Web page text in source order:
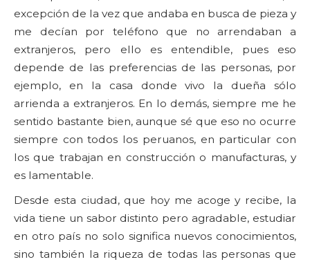
excepción de la vez que andaba en busca de pieza y
me decían por teléfono que no arrendaban a
extranjeros, pero ello es entendible, pues eso
depende de las preferencias de las personas, por
ejemplo, en la casa donde vivo la dueña sólo
arrienda a extranjeros. En lo demás, siempre me he
sentido bastante bien, aunque sé que eso no ocurre
siempre con todos los peruanos, en particular con
los que trabajan en construcción o manufacturas, y
es lamentable.
Desde esta ciudad, que hoy me acoge y recibe, la
vida tiene un sabor distinto pero agradable, estudiar
en otro país no solo significa nuevos conocimientos,
sino también la riqueza de todas las personas que